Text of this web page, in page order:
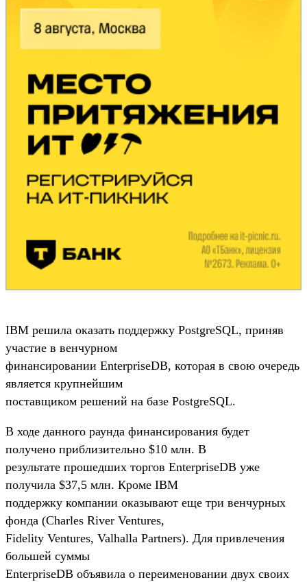
IBM решила оказать поддержку PostgreSQL, приняв
участие в венчурном
финансировании EnterpriseDB, которая в свою очередь
является крупнейшим
поставщиком решений на базе PostgreSQL.
В ходе данного раунда финансирования будет
получено приблизительно $10 млн. В
результате прошедших торгов EnterpriseDB уже
получила $37,5 млн. Кроме IBM
поддержку компании оказывают еще три венчурных
фонда (Charles River Ventures,
Fidelity Ventures, Valhalla Partners). Для привлечения
большей суммы
EnterpriseDB объявила о переименовании двух своих